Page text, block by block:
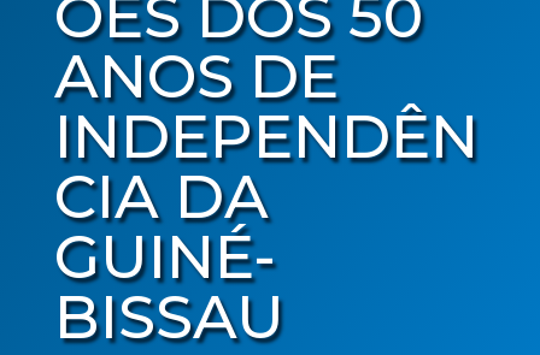
ÕES DOS 50
ANOS DE
INDEPENDÊN
CIA DA
GUINÉ-
BISSAU